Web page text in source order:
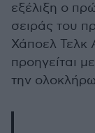
εξέλιξη ο
σειράς του
Χάποελ Τελκ
προηγείται
την